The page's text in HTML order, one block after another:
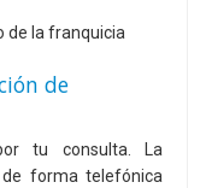
de la franquicia
de
tu consulta. La
forma telefónica